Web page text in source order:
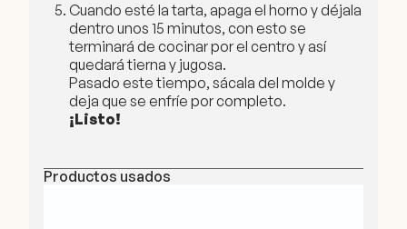
Productos usados
Cuando esté la tarta, apaga el horno y déjala
dentro unos 15 minutos, con esto se
terminará de cocinar por el centro y así
quedará tierna y jugosa.
Pasado este tiempo, sácala del molde y
deja que se enfríe por completo.
¡Listo!